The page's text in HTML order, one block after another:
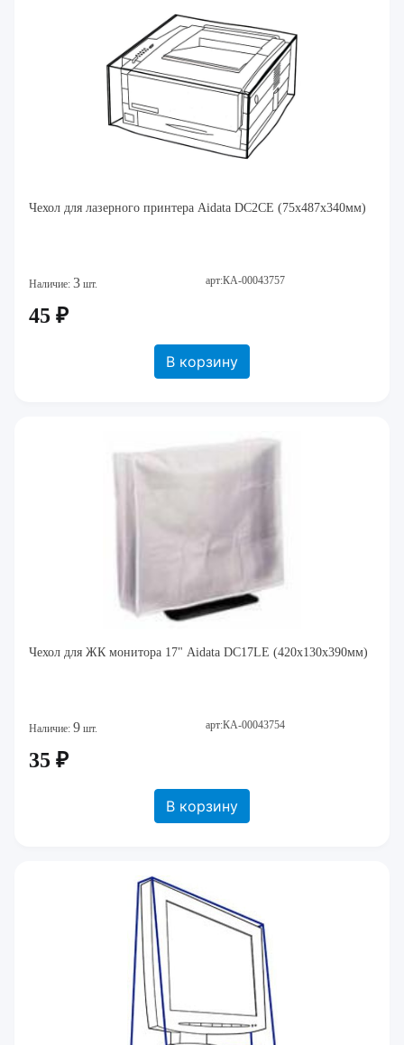
Чехол для лазерного принтера Aidata DC2CE (75х487х340мм)
Наличие: 3 шт. арт:КА-00043757
45 ₽
В корзину
Чехол для ЖК монитора 17" Aidata DC17LE (420х130х390мм)
Наличие: 9 шт. арт:КА-00043754
35 ₽
В корзину